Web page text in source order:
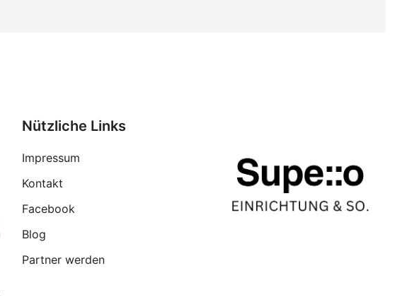
Nützliche Links
Impressum
Kontakt
Facebook
Blog
Partner werden